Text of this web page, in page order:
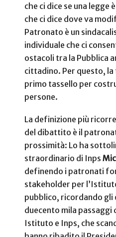
che ci dice se una legge
che ci dice dove va
Patronato è un
individuale che ci
ostacoli tra la Pubblica
cittadino. Per questo, la
primo tassello per
persone.
La definizione più
del dibattito è il
prossimità: Lo ha
straordinario di Inps
definendo i patronati
stakeholder per
pubblico, ricordando gli
duecento mila
Istituto e Inps, che